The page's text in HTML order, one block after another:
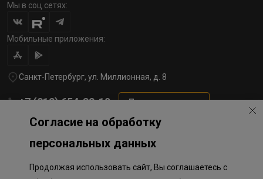
Мы в соц сетях:
Мобильные приложения:
Санкт-Петербург, ул. Миллионная, д. 8
+7 (812) 654-32-10 Перезвоните мне
lst@78stroy.ru
Политика обработки персональных данных
Согласие на обработку
персональных данных
Продолжая использовать сайт, Вы соглашаетесь с